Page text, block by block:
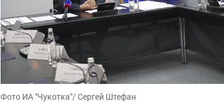
Фото ИА "Чукотка"/ Сергей Штефан